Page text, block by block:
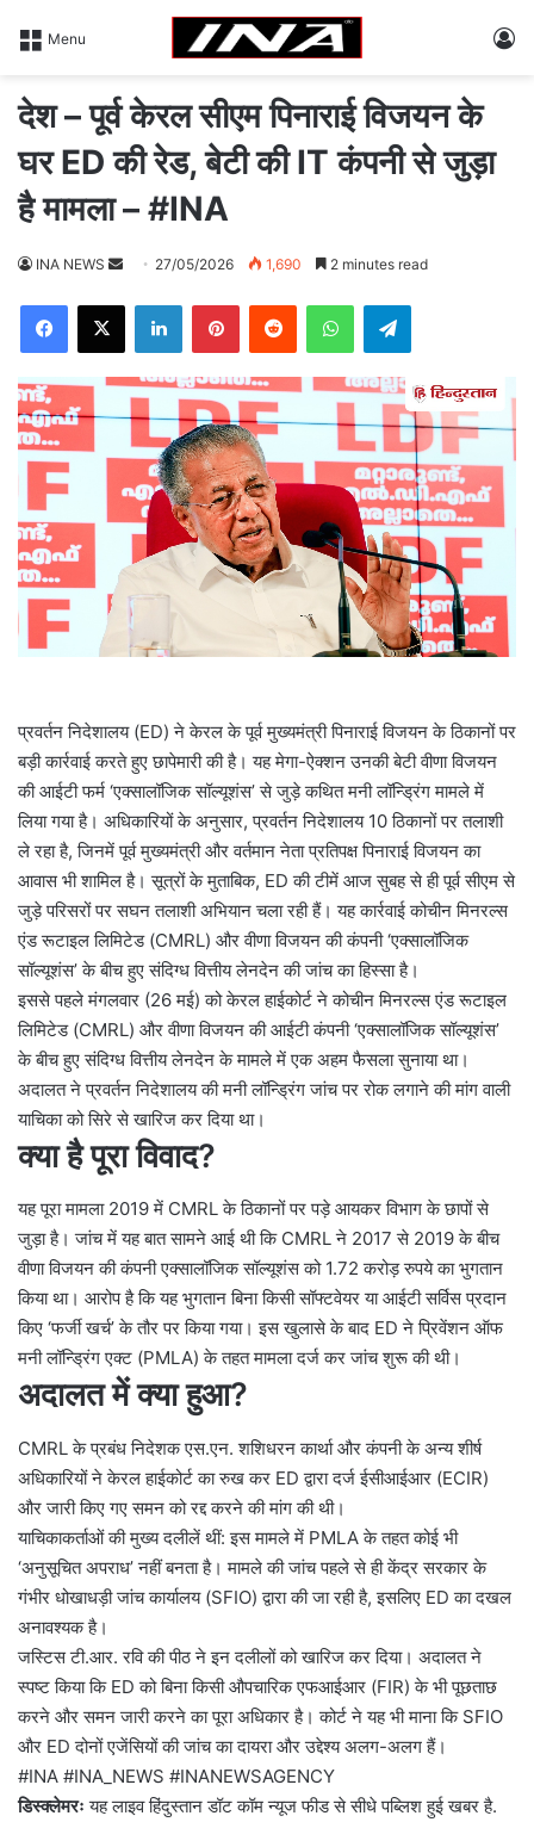
Menu
देश – पूर्व केरल सीएम पिनाराई विजयन के
घर ED की रेड, बेटी की IT कंपनी से जुड़ा
है मामला – #INA
INA NEWS
d
a
m
a
i
27/05/2026 1,690 2 minutes read
प्रवर्तन निदेशालय (ED) ने केरल के पूर्व मुख्यमंत्री पिनाराई विजयन के ठिकानों पर
बड़ी कार्रवाई करते हुए छापेमारी की है। यह मेगा-ऐक्शन उनकी बेटी वीणा विजयन
की आईटी फर्म ‘एक्सालॉजिक सॉल्यूशंस’ से जुड़े कथित मनी लॉन्ड्रिंग मामले में
लिया गया है। अधिकारियों के अनुसार, प्रवर्तन निदेशालय 10 ठिकानों पर तलाशी
ले रहा है, जिनमें पूर्व मुख्यमंत्री और वर्तमान नेता प्रतिपक्ष पिनाराई विजयन का
आवास भी शामिल है। सूत्रों के मुताबिक, ED की टीमें आज सुबह से ही पूर्व सीएम से
जुड़े परिसरों पर सघन तलाशी अभियान चला रही हैं। यह कार्रवाई कोचीन मिनरल्स
एंड रूटाइल लिमिटेड (CMRL) और वीणा विजयन की कंपनी ‘एक्सालॉजिक
सॉल्यूशंस’ के बीच हुए संदिग्ध वित्तीय लेनदेन की जांच का हिस्सा है।
इससे पहले मंगलवार (26 मई) को केरल हाईकोर्ट ने कोचीन मिनरल्स एंड रूटाइल
लिमिटेड (CMRL) और वीणा विजयन की आईटी कंपनी ‘एक्सालॉजिक सॉल्यूशंस’
के बीच हुए संदिग्ध वित्तीय लेनदेन के मामले में एक अहम फैसला सुनाया था।
अदालत ने प्रवर्तन निदेशालय की मनी लॉन्ड्रिंग जांच पर रोक लगाने की मांग वाली
याचिका को सिरे से खारिज कर दिया था।
क्या है पूरा विवाद?
यह पूरा मामला 2019 में CMRL के ठिकानों पर पड़े आयकर विभाग के छापों से
जुड़ा है। जांच में यह बात सामने आई थी कि CMRL ने 2017 से 2019 के बीच
वीणा विजयन की कंपनी एक्सालॉजिक सॉल्यूशंस को 1.72 करोड़ रुपये का भुगतान
किया था। आरोप है कि यह भुगतान बिना किसी सॉफ्टवेयर या आईटी सर्विस प्रदान
किए ‘फर्जी खर्च’ के तौर पर किया गया। इस खुलासे के बाद ED ने प्रिवेंशन ऑफ
मनी लॉन्ड्रिंग एक्ट (PMLA) के तहत मामला दर्ज कर जांच शुरू की थी।
अदालत में क्या हुआ?
CMRL के प्रबंध निदेशक एस.एन. शशिधरन कार्था और कंपनी के अन्य शीर्ष
अधिकारियों ने केरल हाईकोर्ट का रुख कर ED द्वारा दर्ज ईसीआईआर (ECIR)
और जारी किए गए समन को रद्द करने की मांग की थी।
याचिकाकर्ताओं की मुख्य दलीलें थीं: इस मामले में PMLA के तहत कोई भी
‘अनुसूचित अपराध’ नहीं बनता है। मामले की जांच पहले से ही केंद्र सरकार के
गंभीर धोखाधड़ी जांच कार्यालय (SFIO) द्वारा की जा रही है, इसलिए ED का दखल
अनावश्यक है।
जस्टिस टी.आर. रवि की पीठ ने इन दलीलों को खारिज कर दिया। अदालत ने
स्पष्ट किया कि ED को बिना किसी औपचारिक एफआईआर (FIR) के भी पूछताछ
करने और समन जारी करने का पूरा अधिकार है। कोर्ट ने यह भी माना कि SFIO
और ED दोनों एजेंसियों की जांच का दायरा और उद्देश्य अलग-अलग हैं।
#INA #INA_NEWS #INANEWSAGENCY
डिस्क्लेमरः यह लाइव हिंदुस्तान डॉट कॉम न्यूज फीड से सीधे पब्लिश हुई खबर है.